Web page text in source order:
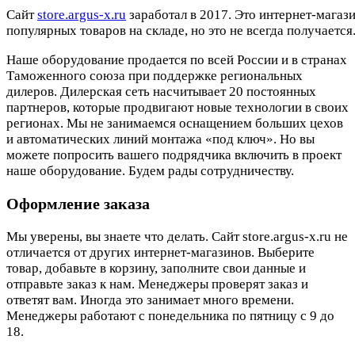
Cайтstore.argus-x.ru заработал в 2017. Это интернет-
популярных товаров на складе, но это не всегда
Наше оборудование продается по всей России и в странах
Таможенного союза при поддержке региональных
дилеров. Дилерская сеть насчитывает 20 постоянных
партнеров, которые продвигают новые технологии в своих
регионах. Мы не занимаемся оснащением больших цехов
и автоматических линий монтажа «под ключ». Но вы
можете попросить вашего подрядчика включить в проект
наше оборудование. Будем рады сотрудничеству.
Оформление заказа
Мы уверены, вы знаете что делать. Сайт store.argus-x.ru не
отличается от других интернет-магазинов. Выберите
товар, добавьте в корзину, заполните свои данные и
отправьте заказ к нам. Менеджеры проверят заказ и
ответят вам. Иногда это занимает много времени.
Менеджеры работают с понедельника по пятницу с 9 до
18.